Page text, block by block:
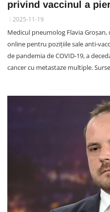
privind vaccinul a
2025-11-19
Medicul pneumolog Flavia
online pentru pozițiile sale anti-
de pandemia de COVID-19, a
cancer cu metastaze multiple.